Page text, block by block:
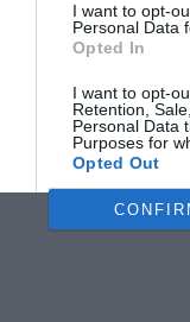
I want to opt-
Personal Data
Opted In
I want to opt-
Retention,
Personal Data
Purposes for
Opted Out